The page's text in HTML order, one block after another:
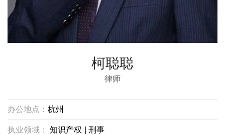
柯聪聪
律师
办公地点： 杭州
执业领域： 知识产权 刑事